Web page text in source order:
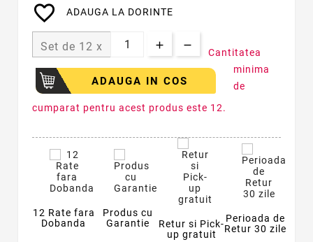
favorite_border ADAUGA LA DORINTE
Set de 12 x
ADAUGA IN COS
Cantitatea
minima
de
cumparat pentru acest produs este 12.
12 Rate fara
Dobanda
Produs cu
Garantie
Retur si Pick-
up gratuit
Perioada de
Retur 30 zile